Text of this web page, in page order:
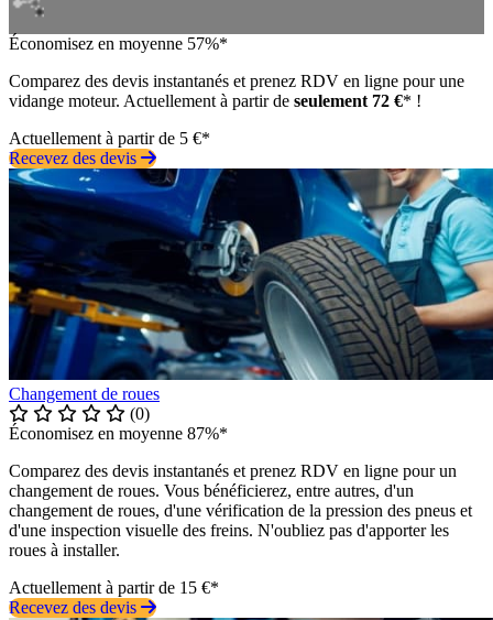
Économisez en moyenne 57%*
Comparez des devis instantanés et prenez RDV en ligne pour une
vidange moteur. Actuellement à partir de seulement 72 €* !
Actuellement à partir de 5 €*
Recevez des devis
Changement de roues
(0)
Économisez en moyenne 87%*
Comparez des devis instantanés et prenez RDV en ligne pour un
changement de roues. Vous bénéficierez, entre autres, d'un
changement de roues, d'une vérification de la pression des pneus et
d'une inspection visuelle des freins. N'oubliez pas d'apporter les
roues à installer.
Actuellement à partir de 15 €*
Recevez des devis